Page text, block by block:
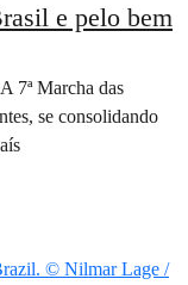
e pelo bem
7ª Marcha das
se consolidando